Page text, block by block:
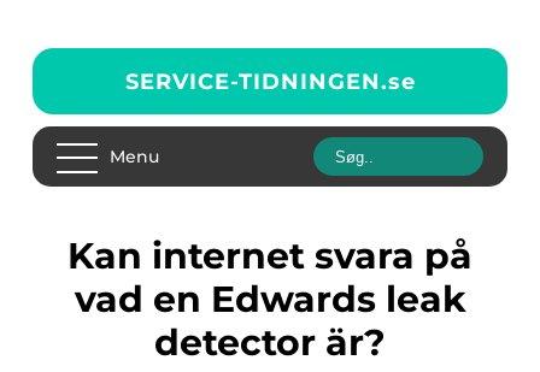
SERVICE-TIDNINGEN.se
Menu
Kan internet svara på
vad en Edwards leak
detector är?